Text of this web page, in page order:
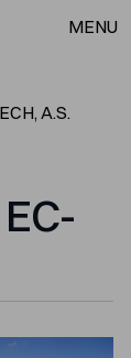
MENU
A.S.